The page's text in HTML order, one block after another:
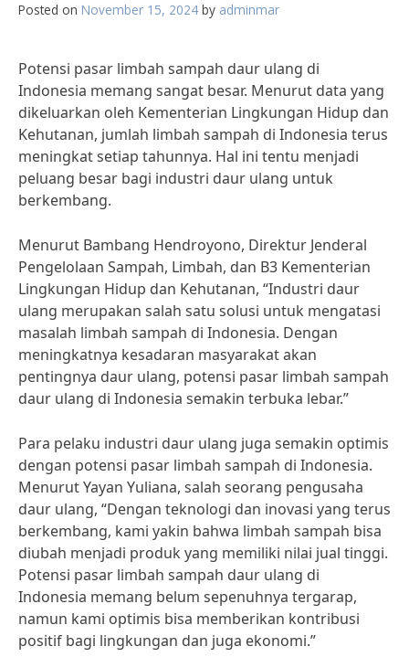
Posted on November 15, 2024 by adminmar
Potensi pasar limbah sampah daur ulang di
Indonesia memang sangat besar. Menurut data yang
dikeluarkan oleh Kementerian Lingkungan Hidup dan
Kehutanan, jumlah limbah sampah di Indonesia terus
meningkat setiap tahunnya. Hal ini tentu menjadi
peluang besar bagi industri daur ulang untuk
berkembang.
Menurut Bambang Hendroyono, Direktur Jenderal
Pengelolaan Sampah, Limbah, dan B3 Kementerian
Lingkungan Hidup dan Kehutanan, “Industri daur
ulang merupakan salah satu solusi untuk mengatasi
masalah limbah sampah di Indonesia. Dengan
meningkatnya kesadaran masyarakat akan
pentingnya daur ulang, potensi pasar limbah sampah
daur ulang di Indonesia semakin terbuka lebar.”
Para pelaku industri daur ulang juga semakin optimis
dengan potensi pasar limbah sampah di Indonesia.
Menurut Yayan Yuliana, salah seorang pengusaha
daur ulang, “Dengan teknologi dan inovasi yang terus
berkembang, kami yakin bahwa limbah sampah bisa
diubah menjadi produk yang memiliki nilai jual tinggi.
Potensi pasar limbah sampah daur ulang di
Indonesia memang belum sepenuhnya tergarap,
namun kami optimis bisa memberikan kontribusi
positif bagi lingkungan dan juga ekonomi.”